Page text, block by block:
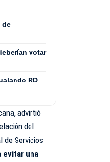
de
votar
RD
advirtió
del
de Servicios
evitar una